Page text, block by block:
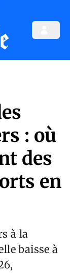
: où
des
en
à la
baisse à